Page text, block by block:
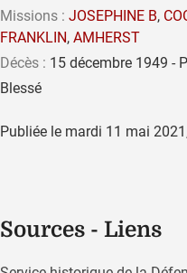
Missions : JOSEPHINE B,
FRANKLIN, AMHERST
Décès : 15 décembre 1949 -
Blessé
Publiée le mardi 11 mai 2021
Sources - Liens